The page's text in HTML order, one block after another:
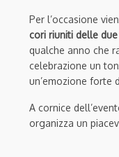
Per l’occasione
cori riuniti delle
qualche anno che
celebrazione un
un’emozione forte
A cornice
organizza un